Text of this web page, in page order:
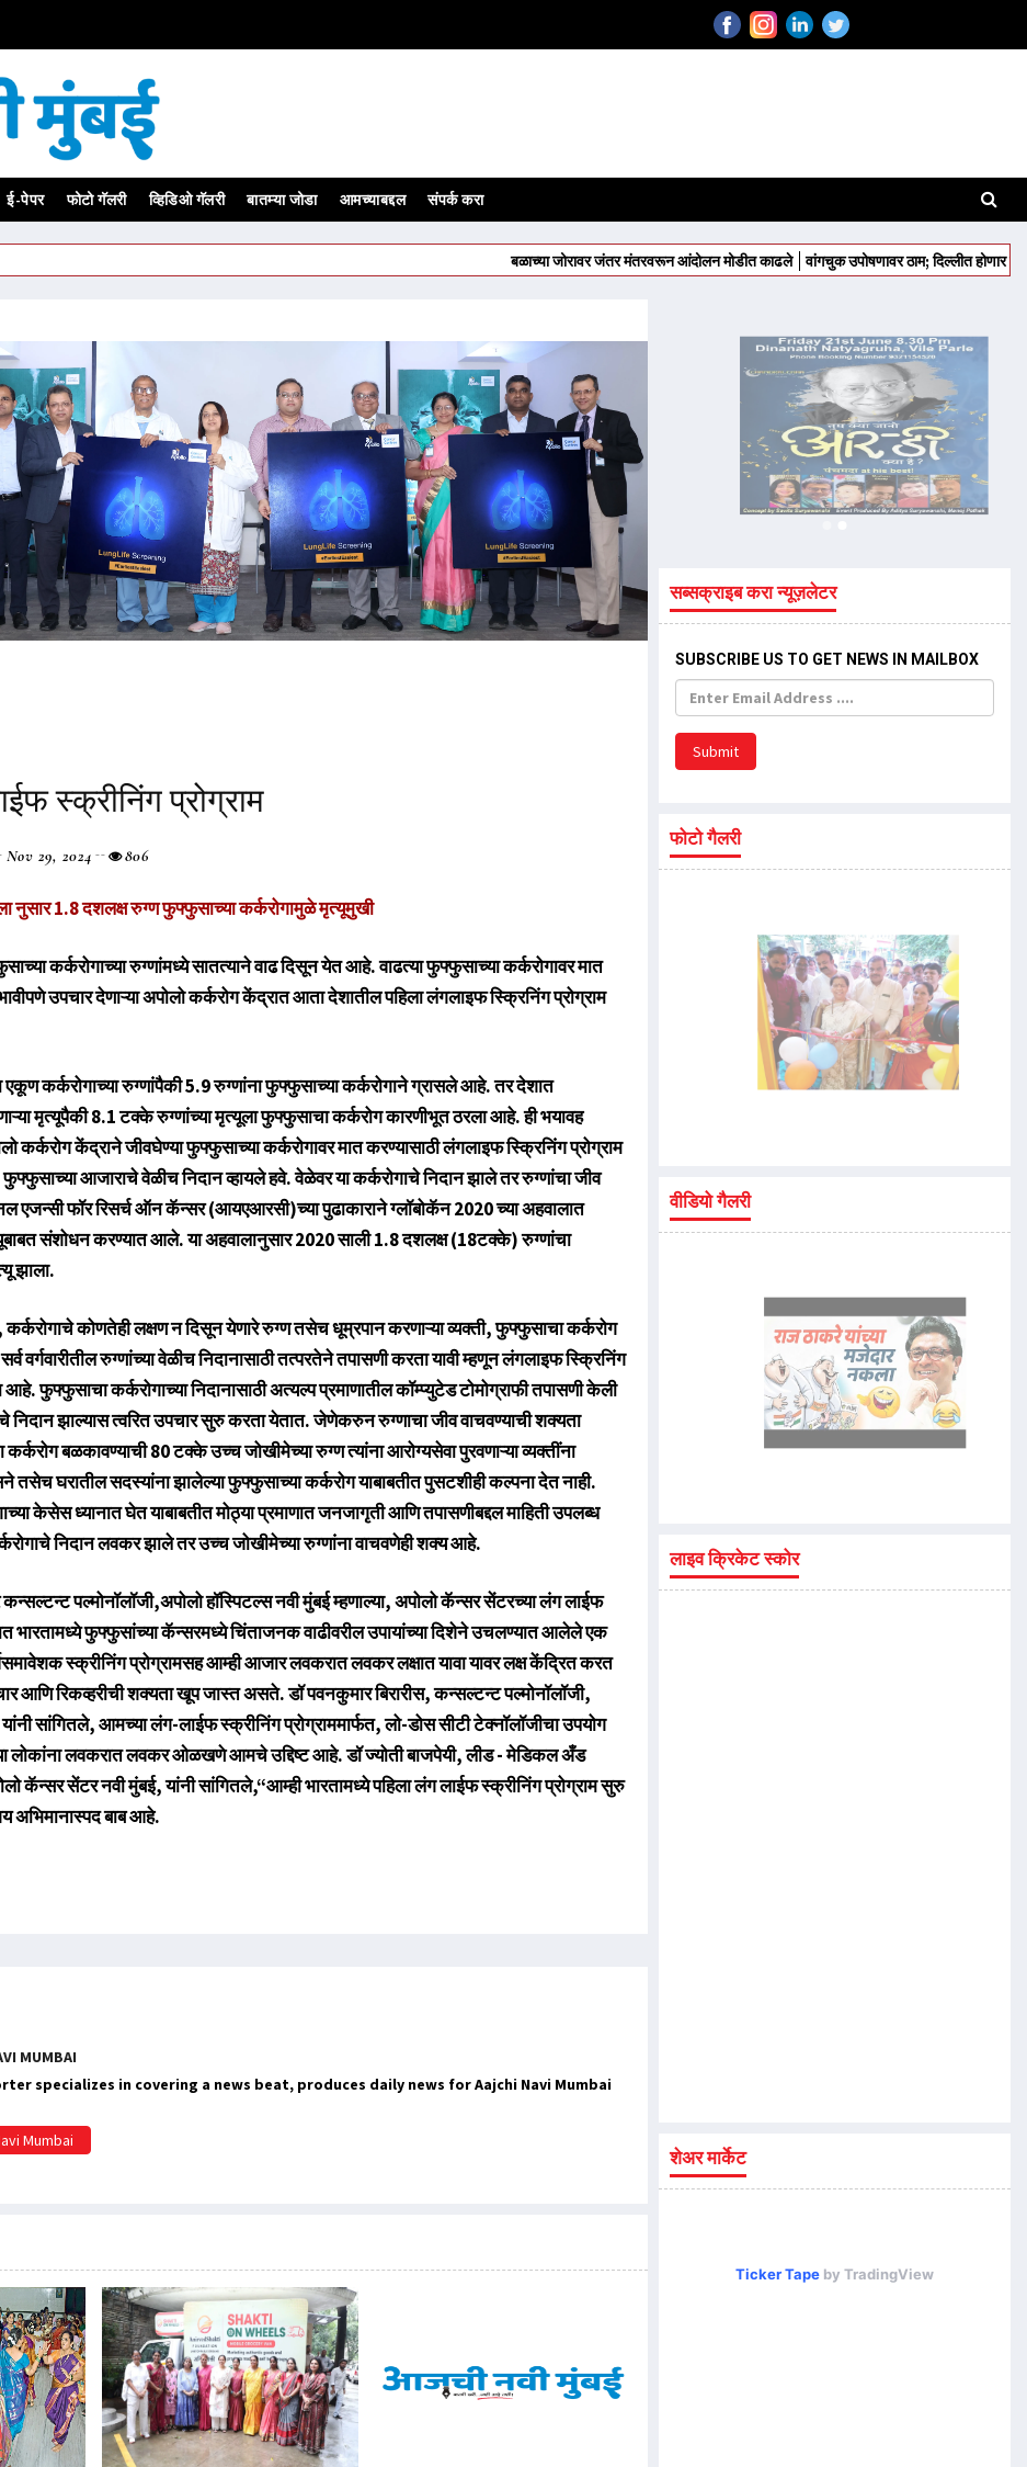
ई-पेपर फोटो गॅलरी व्हिडिओ गॅलरी बातम्या जोडा आमच्याबद्दल संपर्क करा
बळाच्या जोरावर जंतर मंतरवरून आंदोलन मोडीत काढले वांगचुक उपोषणावर ठाम; दिल्लीत होणार चक्काजाम
स्क्रीनिंग प्रोग्राम
Nov 29, 2024 806
नुसार 1.8 दशलक्ष रुग्ण फुफ्फुसाच्या कर्करोगामुळे मृत्यूमुखी
कर्करोगाच्या रुग्णांमध्ये सातत्याने वाढ दिसून येत आहे. वाढत्या फुफ्फुसाच्या कर्करोगावर मात
उपचार देणाऱ्या अपोलो कर्करोग केंद्रात आता देशातील पहिला लंगलाइफ स्क्रिनिंग प्रोग्राम
कर्करोगाच्या रुग्णांपैकी 5.9 रुग्णांना फुफ्फुसाच्या कर्करोगाने ग्रासले आहे. तर देशात
मृत्यूपैकी 8.1 टक्के रुग्णांच्या मृत्यूला फुफ्फुसाचा कर्करोग कारणीभूत ठरला आहे. ही भयावह
कर्करोग केंद्राने जीवघेण्या फुफ्फुसाच्या कर्करोगावर मात करण्यासाठी लंगलाइफ स्क्रिनिंग प्रोग्राम
आजाराचे वेळीच निदान व्हायले हवे. वेळेवर या कर्करोगाचे निदान झाले तर रुग्णांचा जीव
एजन्सी फॉर रिसर्च ऑन कॅन्सर (आयएआरसी)च्या पुढाकाराने ग्लॉबोकॅन 2020 च्या अहवालात
संशोधन करण्यात आले. या अहवालानुसार 2020 साली 1.8 दशलक्ष (18टक्के) रुग्णांचा
झाला.
कोणतेही लक्षण न दिसून येणारे रुग्ण तसेच धूम्रपान करणाऱ्या व्यक्ती, फुफ्फुसाचा कर्करोग
वर्गवारीतील रुग्णांच्या वेळीच निदानासाठी तत्परतेने तपासणी करता यावी म्हणून लंगलाइफ स्क्रिनिंग
फुफ्फुसाचा कर्करोगाच्या निदानासाठी अत्यल्प प्रमाणातील कॉम्प्युटेड टोमोग्राफी तपासणी केली
निदान झाल्यास त्वरित उपचार सुरु करता येतात. जेणेकरुन रुग्णाचा जीव वाचवण्याची शक्यता
बळकावण्याची 80 टक्के उच्च जोखीमेच्या रुग्ण त्यांना आरोग्यसेवा पुरवणाऱ्या व्यक्तींना
तसेच घरातील सदस्यांना झालेल्या फुफ्फुसाच्या कर्करोग याबाबतीत पुसटशीही कल्पना देत नाही.
केसेस ध्यानात घेत याबाबतीत मोठ्या प्रमाणात जनजागृती आणि तपासणीबद्दल माहिती उपलब्ध
निदान लवकर झाले तर उच्च जोखीमेच्या रुग्णांना वाचवणेही शक्य आहे.
पल्मोनॉलॉजी,अपोलो हॉस्पिटल्स नवी मुंबई म्हणाल्या, अपोलो कॅन्सर सेंटरच्या लंग लाईफ
भारतामध्ये फुफ्फुसांच्या कॅन्सरमध्ये चिंताजनक वाढीवरील उपायांच्या दिशेने उचलण्यात आलेले एक
स्क्रीनिंग प्रोग्रामसह आम्ही आजार लवकरात लवकर लक्षात यावा यावर लक्ष केंद्रित करत
आणि रिकव्हरीची शक्यता खूप जास्त असते. डॉ पवनकुमार बिरारीस, कन्सल्टन्ट पल्मोनॉलॉजी,
सांगितले, आमच्या लंग-लाईफ स्क्रीनिंग प्रोग्राममार्फत, लो-डोस सीटी टेक्नॉलॉजीचा उपयोग
लवकरात लवकर ओळखणे आमचे उद्दिष्ट आहे. डॉ ज्योती बाजपेयी, लीड - मेडिकल अँड
कॅन्सर सेंटर नवी मुंबई, यांनी सांगितले,“आम्ही भारतामध्ये पहिला लंग लाईफ स्क्रीनिंग प्रोग्राम सुरु
अभिमानास्पद बाब आहे.
MUMBAI
specializes in covering a news beat, produces daily news for Aajchi Navi Mumbai
Mumbai
सब्सक्राइब करा न्यूज़लेटर
SUBSCRIBE US TO GET NEWS IN MAILBOX
Submit
फोटो गैलरी
वीडियो गैलरी
लाइव क्रिकेट स्कोर
शेअर मार्केट
Ticker Tapeby TradingView